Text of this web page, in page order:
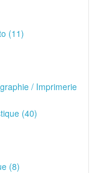
(11)
/ Imprimerie
(40)
(8)